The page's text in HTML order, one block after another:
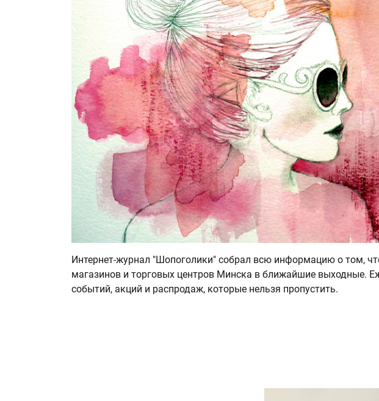
Интернет-журнал "Шопоголики" собрал всю информацию о том,
магазинов и торговых центров Минска в ближайшие выходные.
событий, акций и распродаж, которые нельзя пропустить.